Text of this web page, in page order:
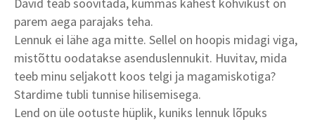
parem aega parajaks teha.
Lennuk ei lähe aga mitte. Sellel on hoopis midagi viga,
mistõttu oodatakse asenduslennukit. Huvitav, mida
teeb minu seljakott koos telgi ja magamiskotiga?
Stardime tubli tunnise hilisemisega.
Lend on üle ootuste hüplik, kuniks lennuk lõpuks